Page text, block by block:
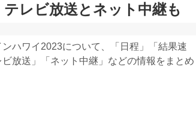
レビ放送とネット中継も
ハワイ2023について、「日程」「結果速
放送」「ネット中継」などの情報をまとめ